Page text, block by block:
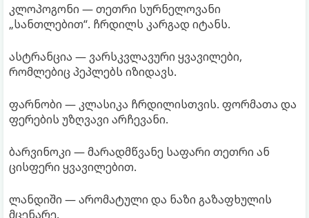
კლოპოგონი — თეთრი სურნელოვანი
„სანთლებით“. ჩრდილს კარგად იტანს.
ასტრანცია — ვარსკვლავური ყვავილები,
რომლებიც პეპლებს იზიდავს.
ფარნობი — კლასიკა ჩრდილისთვის. ფორმათა და
ფერების უზღვავი არჩევანი.
ბარვინოკი — მარადმწვანე საფარი თეთრი ან
ცისფერი ყვავილებით.
ლანდიში — არომატული და ნაზი გაზაფხულის
მცენარე.